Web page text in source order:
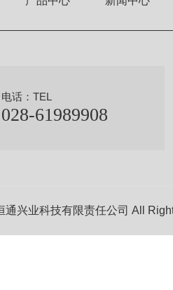
电话：TEL
028-61989908
通兴业科技有限责任公司 All